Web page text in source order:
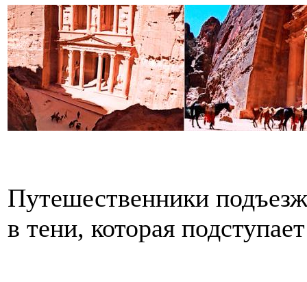
Путешественники
в тени, которая